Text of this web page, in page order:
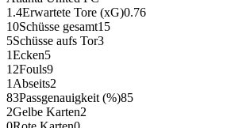
1.4Erwartete Tore (xG)0.76
10Schüsse gesamt15
5Schüsse aufs Tor3
1Ecken5
12Fouls9
1 Abseits2
83Passgenauigkeit (%)85
2Gelbe Karten2